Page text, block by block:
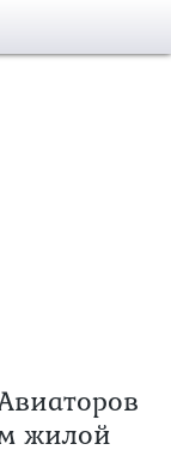
жилой